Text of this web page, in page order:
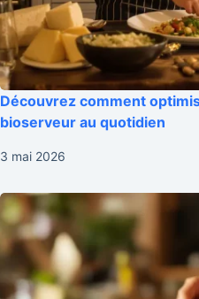
Découvrez comment
bioserveur au quotidien
3 mai 2026